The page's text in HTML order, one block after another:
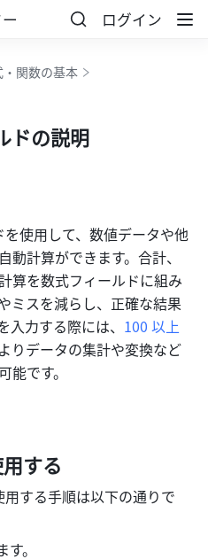
ログイン
・関数の基本
ドの説明
使用して、数値データや他
計算ができます。合計、
算を数式フィールドに組み
ミスを減らし、正確な結果
力する際には、 100 以上
りデータの集計や変換など
です。
する
する手順は以下の通りで
。